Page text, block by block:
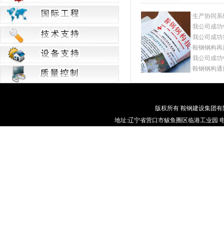
·生产协同
·我公司成
·我公司成
·鞍钢钢构
·我公司成
·鞍钢钢构
版权所有 鞍钢建设集团
地址:辽宁省营口市鲅鱼圈区临港工业园 电